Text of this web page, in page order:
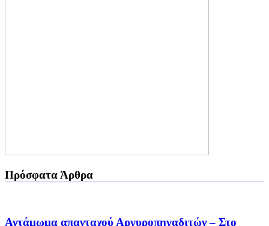
Πρόσφατα Άρθρα
Αντάμωμα απανταχού Αργυροπηγαδιτών – Στο